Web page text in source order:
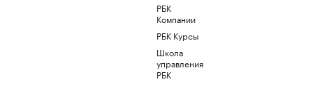
РБК
Компании
РБК Курсы
Школа
управления
РБК